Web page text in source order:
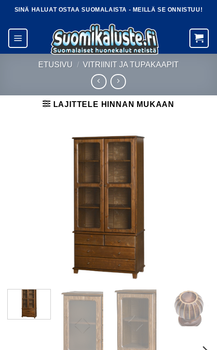
Skip
content
SINÄ HALUAT OSTAA SUOMALAISTA - MEILLÄ SE ONNISTUU!
ETUSIVU / VITRIINIT JA TUPAKAAPIT
LAJITTELE HINNAN MUKAAN